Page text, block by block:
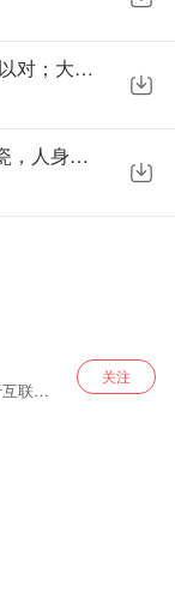
曹云金回应“家谱”影射，郭德纲沉默以对；大张伟王思聪正面杠上，大老师与纪检委之战一触即发
蜜闻扒卦第21期 鞠婧祎粉丝实力碰瓷，人身攻击张艺兴赚话题；言承旭吴建豪参加朱孝天婚礼，F4回忆杀催
联网
职场
关注